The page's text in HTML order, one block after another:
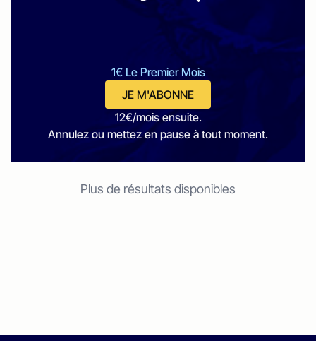
1€ Le Premier Mois
JE M'ABONNE
12€/mois ensuite.
Annulez ou mettez en pause à tout moment.
Plus de résultats disponibles